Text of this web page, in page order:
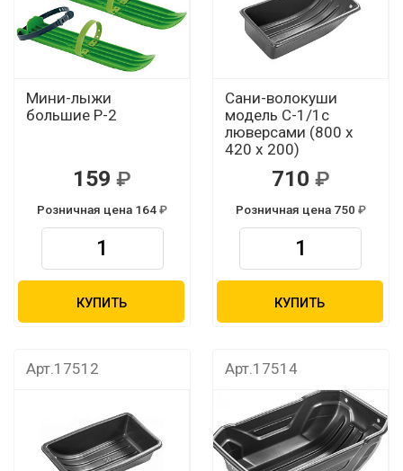
Мини-лыжи
большие Р-2
159
Розничная цена 164
КУПИТЬ
Сани-волокуши
модель С-1/1с
люверсами (800 х
420 х 200)
710
Розничная цена 750
КУПИТЬ
Арт.17512 Арт.17514